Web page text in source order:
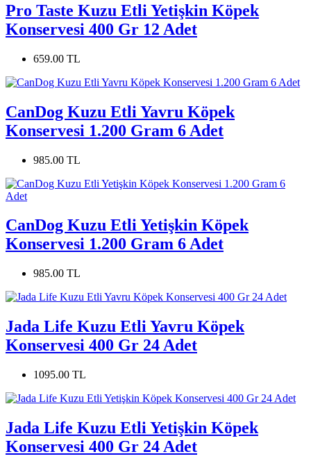
Pro Taste Kuzu Etli Yetişkin Köpek
Konservesi 400 Gr 12 Adet
659.00 TL
CanDog Kuzu Etli Yavru Köpek
Konservesi 1.200 Gram 6 Adet
985.00 TL
CanDog Kuzu Etli Yetişkin Köpek
Konservesi 1.200 Gram 6 Adet
985.00 TL
Jada Life Kuzu Etli Yavru Köpek
Konservesi 400 Gr 24 Adet
1095.00 TL
Jada Life Kuzu Etli Yetişkin Köpek
Konservesi 400 Gr 24 Adet